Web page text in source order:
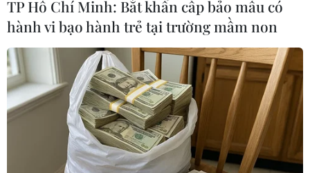
TP Hồ Chí Minh: Bắt khẩn cấp bảo mẫu có
hành vi bạo hành trẻ tại trường mầm non